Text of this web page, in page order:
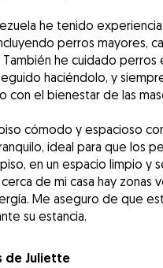
he tenido
perros mayores,
he cuidado perros
haciéndolo, y
con el bienestar de las
cómodo y espacioso
ideal para que los
en un espacio limpio y
de mi casa hay
Me aseguro de que
su estancia.
de Juliette